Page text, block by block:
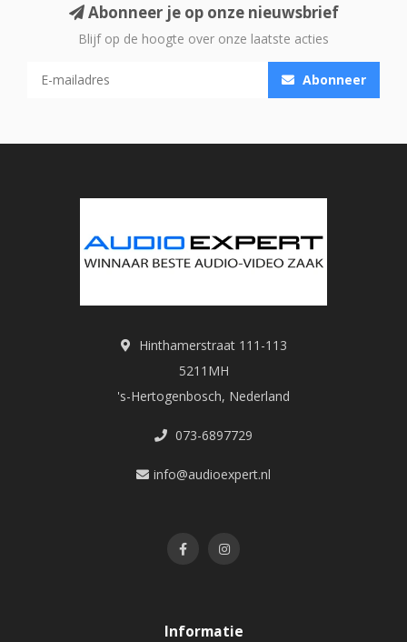
Abonneer je op onze nieuwsbrief
Blijf op de hoogte over onze laatste acties
Abonneer
Hinthamerstraat 111-113
5211MH
's-Hertogenbosch, Nederland
073-6897729
info@audioexpert.nl
Informatie